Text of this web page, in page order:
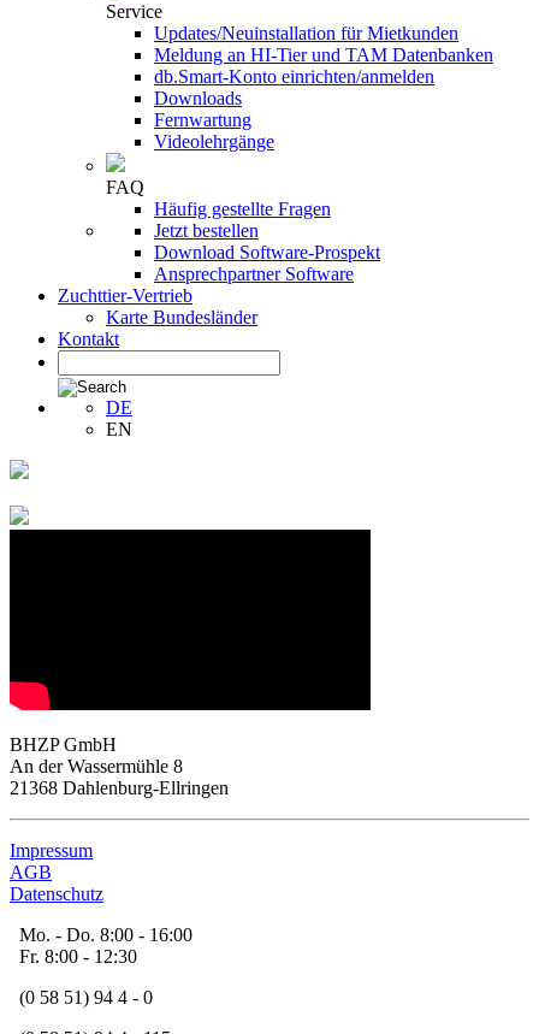
Service
Updates/Neuinstallation für Mietkunden
Meldung an HI-Tier und TAM Datenbanken
db.Smart-Konto einrichten/anmelden
Downloads
Fernwartung
Videolehrgänge
FAQ
Häufig gestellte Fragen
Jetzt bestellen
Download Software-Prospekt
Ansprechpartner Software
Zuchttier-Vertrieb
Karte Bundesländer
Kontakt
DE
EN
BHZP GmbH
An der Wassermühle 8
21368 Dahlenburg-Ellringen
Impressum
AGB
Datenschutz
Mo. - Do. 8:00 - 16:00
Fr. 8:00 - 12:30
(0 58 51) 94 4 - 0